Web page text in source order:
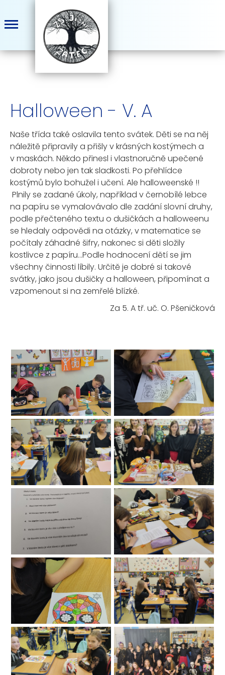
Halloween - V. A
Naše třída také oslavila tento svátek. Děti se na něj
náležitě připravily a přišly v krásných kostýmech a
v maskách. Někdo přinesl i vlastnoručně upečené
dobroty nebo jen tak sladkosti. Po přehlídce
kostýmů bylo bohužel i učení. Ale halloweenské !!
Plnily se zadané úkoly, například v černobílé lebce
na papíru se vymalovávalo dle zadání slovní druhy,
podle přečteného textu o dušičkách a halloweenu
se hledaly odpovědi na otázky, v matematice se
počítaly záhadné šifry, nakonec si děti složily
kostlivce z papíru…Podle hodnocení dětí se jim
všechny činnosti líbily. Určitě je dobré si takové
svátky, jako jsou dušičky a halloween, připomínat a
vzpomenout si na zemřelé blízké.
Za 5. A tř. uč. O. Pšeničková